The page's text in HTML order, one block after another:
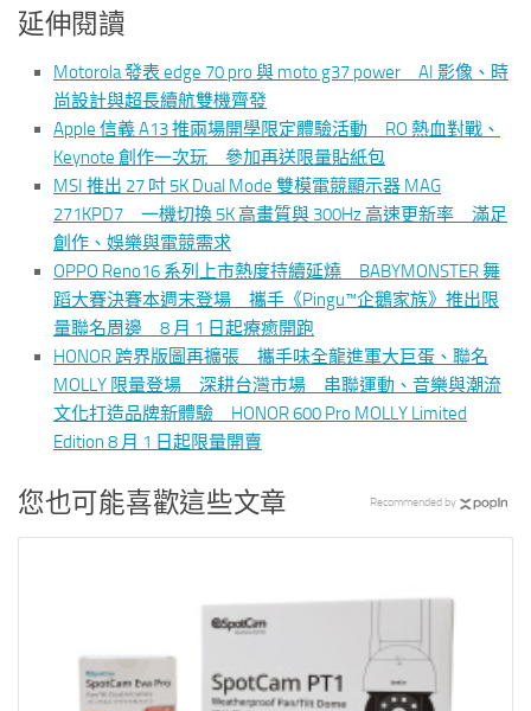
延伸閱讀
Motorola 發表 edge 70 pro 與 moto g37 power AI 影像、時
尚設計與超長續航雙機齊發
Apple 信義 A13 推兩場開學限定體驗活動 RO 熱血對戰、
Keynote 創作一次玩 參加再送限量貼紙包
MSI 推出 27 吋 5K Dual Mode 雙模電競顯示器 MAG
271KPD7 一機切換 5K 高畫質與 300Hz 高速更新率 滿足
創作、娛樂與電競需求
OPPO Reno16 系列上市熱度持續延燒 BABYMONSTER 舞
蹈大賽決賽本週末登場 攜手《Pingu™企鵝家族》推出限
量聯名周邊 8 月 1 日起療癒開跑
HONOR 跨界版圖再擴張 攜手味全龍進軍大巨蛋、聯名
MOLLY 限量登場 深耕台灣市場 串聯運動、音樂與潮流
文化打造品牌新體驗 HONOR 600 Pro MOLLY Limited
Edition 8 月 1 日起限量開賣
您也可能喜歡這些文章 Recommended by